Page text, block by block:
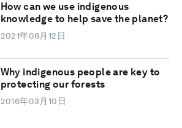
How can we use indigenous
knowledge to help save the planet?
2021年08月12日
Why indigenous people are key to
protecting our forests
2016年03月10日